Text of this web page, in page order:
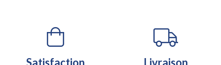
Satisfaction Livraison